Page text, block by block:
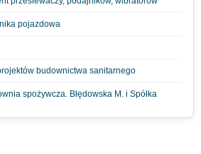
pojazdowa
budownictwa sanitarnego
spożywcza. Błędowska M. i Spółka